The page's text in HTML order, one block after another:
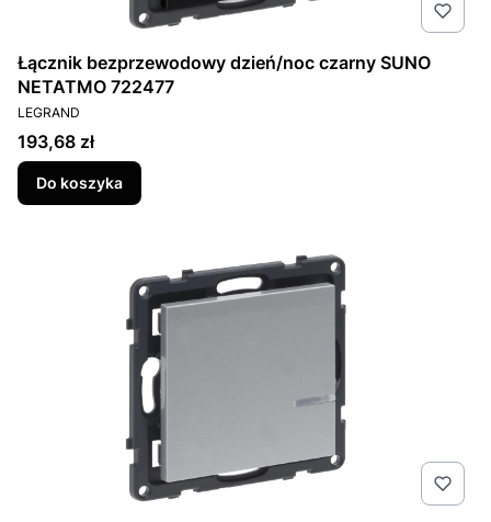
Łącznik bezprzewodowy dzień/noc czarny SUNO
NETATMO 722477
PRODUCENT
LEGRAND
Cena
193,68 zł
Do koszyka